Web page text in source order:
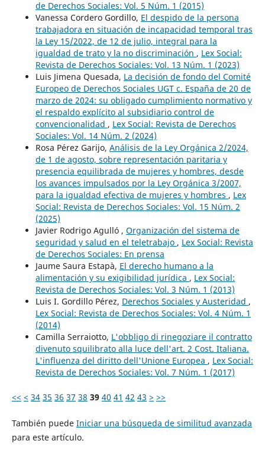
de Derechos Sociales: Vol. 5 Núm. 1 (2015)
Vanessa Cordero Gordillo, El despido de la persona
trabajadora en situación de incapacidad temporal tras
la Ley 15/2022, de 12 de julio, integral para la
igualdad de trato y la no discriminación , Lex Social:
Revista de Derechos Sociales: Vol. 13 Núm. 1 (2023)
Luis Jimena Quesada, La decisión de fondo del Comité
Europeo de Derechos Sociales UGT c. España de 20 de
marzo de 2024: su obligado cumplimiento normativo y
el respaldo explícito al subsidiario control de
convencionalidad , Lex Social: Revista de Derechos
Sociales: Vol. 14 Núm. 2 (2024)
Rosa Pérez Garijo, Análisis de la Ley Orgánica 2/2024,
de 1 de agosto, sobre representación paritaria y
presencia equilibrada de mujeres y hombres, desde
los avances impulsados por la Ley Orgánica 3/2007,
para la igualdad efectiva de mujeres y hombres , Lex
Social: Revista de Derechos Sociales: Vol. 15 Núm. 2
(2025)
Javier Rodrigo Agulló , Organización del sistema de
seguridad y salud en el teletrabajo , Lex Social: Revista
de Derechos Sociales: En prensa
Jaume Saura Estapà, El derecho humano a la
alimentación y su exigibilidad jurídica , Lex Social:
Revista de Derechos Sociales: Vol. 3 Núm. 1 (2013)
Luis I. Gordillo Pérez, Derechos Sociales y Austeridad ,
Lex Social: Revista de Derechos Sociales: Vol. 4 Núm. 1
(2014)
Camilla Serraiotto, L'obbligo di rinegoziare il contratto
divenuto squilibrato alla luce dell'art. 2 Cost. Italiana.
L'influenza del diritto dell'Unione Europea , Lex Social:
Revista de Derechos Sociales: Vol. 7 Núm. 1 (2017)
<< < 34 35 36 37 38 39 40 41 42 43 > >>
También puede Iniciar una búsqueda de similitud avanzada
para este artículo.